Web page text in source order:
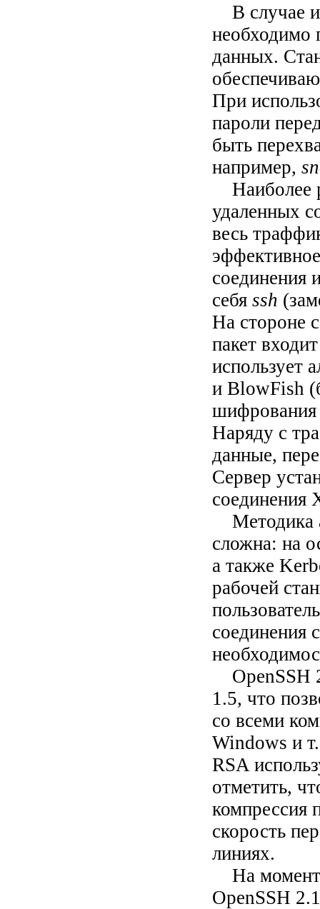
В случае
необходимо
данных.
При
пароли
быть
например,
Наиболее
удаленных
весь
соединения
себяssh
На стороне
пакет
использует
и BlowFish
шифрования
Наряду с
данные,
Сервер
соединения
Методика
сложна: на
а также
рабочей
соединения
OpenSSH
1.5, что
со всеми
Windows и
RSA
отметить,
компрессия
скорость
линиях.
На момент
OpenSSH